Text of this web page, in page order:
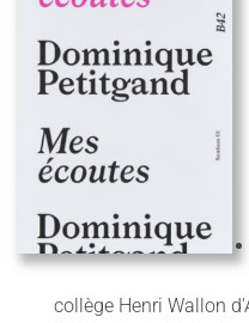
collège Henri Wallon